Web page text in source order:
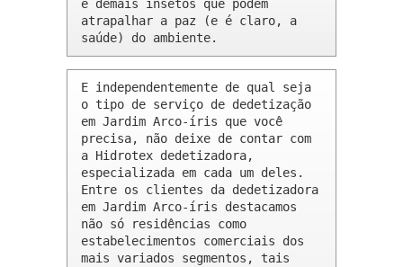
e demais insetos que podem
atrapalhar a paz (e é claro, a
saúde) do ambiente.
E independentemente de qual seja
o tipo de serviço de dedetização
em Jardim Arco-íris que você
precisa, não deixe de contar com
a Hidrotex dedetizadora,
especializada em cada um deles.
Entre os clientes da dedetizadora
em Jardim Arco-íris destacamos
não só residências como
estabelecimentos comerciais dos
mais variados segmentos, tais